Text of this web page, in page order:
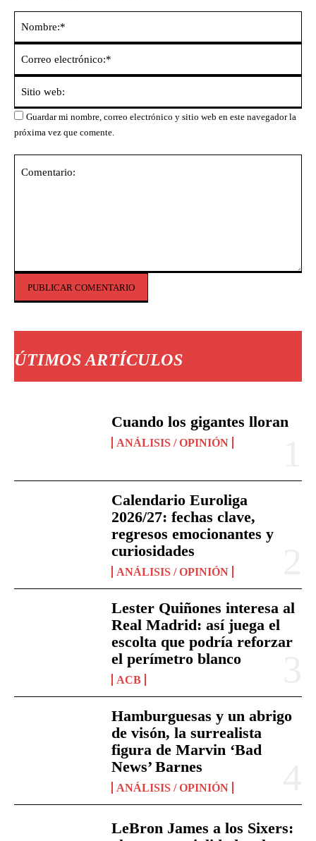
ÚTIMOS ARTÍCULOS
Cuando los gigantes lloran
ANÁLISIS / OPINIÓN
Calendario Euroliga
2026/27: fechas clave,
regresos emocionantes y
curiosidades
ANÁLISIS / OPINIÓN
Lester Quiñones interesa al
Real Madrid: así juega el
escolta que podría reforzar
el perímetro blanco
ACB
Hamburguesas y un abrigo
de visón, la surrealista
figura de Marvin ‘Bad
News’ Barnes
ANÁLISIS / OPINIÓN
LeBron James a los Sixers:
Guardar mi nombre, correo electrónico y sitio web en este navegador la
próxima vez que comente.